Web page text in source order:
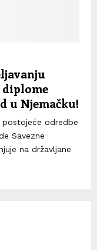
diplome
u Njemačku!
postojeće odredbe
Savezne
na državljane